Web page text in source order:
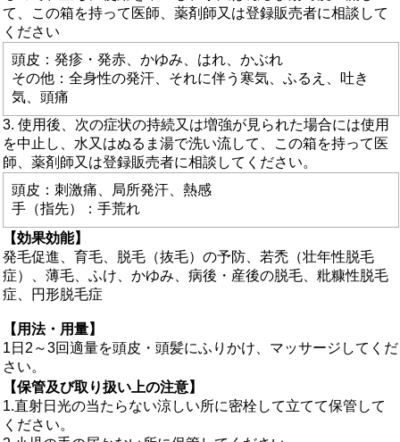
て、この箱を持って医師、薬剤師又は登録販売者に相談して
ください
頭皮：発疹・発赤、かゆみ、はれ、かぶれ
その他：全身性の発汗、それに伴う寒気、ふるえ、吐き
気、頭痛
3. 使用後、次の症状の持続又は増強が見られた場合には使用
を中止し、水又はぬるま湯で洗い流して、この箱を持って医
師、薬剤師又は登録販売者に相談してください。
頭皮：刺激痛、局所発汗、熱感
手（指先）：手荒れ
【効果効能】
発毛促進、育毛、脱毛（抜毛）の予防、若禿（壮年性脱毛
症）、薄毛、ふけ、かゆみ、病後・産後の脱毛、粃糠性脱毛
症、円形脱毛症
【用法・用量】
1日2～3回適量を頭皮・頭髪にふりかけ、マッサージしてくだ
さい。
【保管及び取り扱い上の注意】
1.直射日光の当たらない涼しい所に密栓して立てて保管して
ください。